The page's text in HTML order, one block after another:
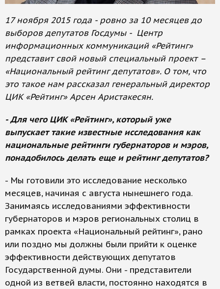
17 ноября 2015 года - ровно за 10 месяцев до
выборов депутатов Госдумы - Центр
информационных коммуникаций «Рейтинг»
представит свой новый специальный проект –
«Национальный рейтинг депутатов». О том, что
это такое нам рассказал генеральный директор
ЦИК «Рейтинг» Арсен Аристакесян.
- Для чего ЦИК «Рейтинг», который уже
выпускает такие известные исследования как
национальные рейтинги губернаторов и мэров,
понадобилось делать еще и рейтинг депутатов?
- Мы готовили это исследование несколько
месяцев, начиная с августа нынешнего года.
Занимаясь исследованиями эффективности
губернаторов и мэров региональных столиц в
рамках проекта «Национальный рейтинг», рано
или поздно мы должны были прийти к оценке
эффективности действующих депутатов
Государственной думы. Они - представители
одной из ветвей власти, постоянно находятся в